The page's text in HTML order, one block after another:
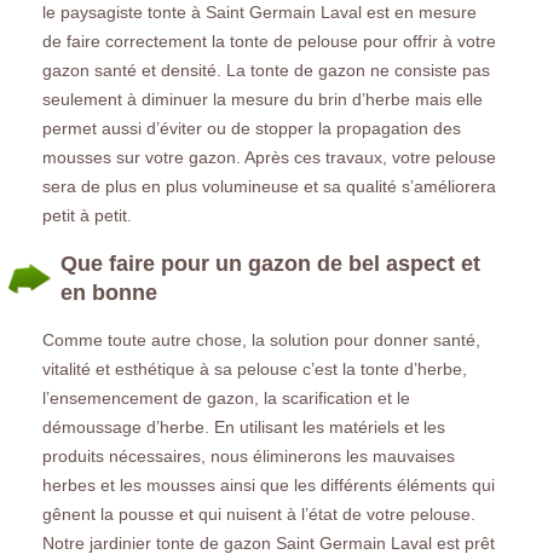
le paysagiste tonte à Saint Germain Laval est en mesure
de faire correctement la tonte de pelouse pour offrir à votre
gazon santé et densité. La tonte de gazon ne consiste pas
seulement à diminuer la mesure du brin d’herbe mais elle
permet aussi d’éviter ou de stopper la propagation des
mousses sur votre gazon. Après ces travaux, votre pelouse
sera de plus en plus volumineuse et sa qualité s’améliorera
petit à petit.
Que faire pour un gazon de bel aspect et
en bonne
Comme toute autre chose, la solution pour donner santé,
vitalité et esthétique à sa pelouse c’est la tonte d’herbe,
l’ensemencement de gazon, la scarification et le
démoussage d’herbe. En utilisant les matériels et les
produits nécessaires, nous éliminerons les mauvaises
herbes et les mousses ainsi que les différents éléments qui
gênent la pousse et qui nuisent à l’état de votre pelouse.
Notre jardinier tonte de gazon Saint Germain Laval est prêt